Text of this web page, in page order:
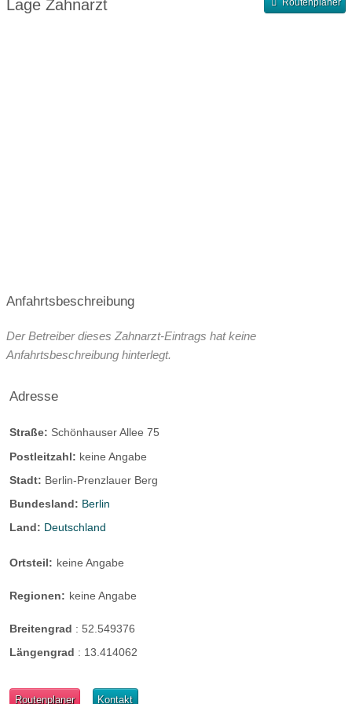
Lage Zahnarzt Routenplaner
Anfahrtsbeschreibung
Der Betreiber dieses Zahnarzt-Eintrags hat keine
Anfahrtsbeschreibung hinterlegt.
Adresse
Straße: Schönhauser Allee 75
Postleitzahl: keine Angabe
Stadt: Berlin-Prenzlauer Berg
Bundesland: Berlin
Land: Deutschland
Ortsteil: keine Angabe
Regionen: keine Angabe
Breitengrad : 52.549376
Längengrad : 13.414062
Routenplaner Kontakt